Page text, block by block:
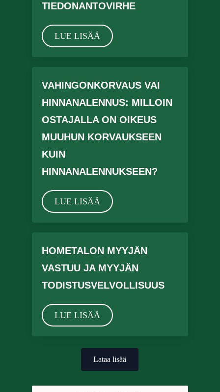
TIEDONANTOVIRHE
LUE LISÄÄ
VAHINGONKORVAUS VAI
HINNANALENNUS: MILLOIN
OSTAJALLA ON OIKEUS
MUUHUN KORVAUKSEEN
KUIN
HINNANALENNUKSEEN?
LUE LISÄÄ
HOMETALON MYYJÄN
VASTUU JA MYYJÄN
TODISTUSVELVOLLISUUS
LUE LISÄÄ
Lataa lisää